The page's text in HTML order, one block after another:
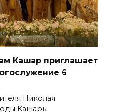
Кашар приглашает
6
Николая
Кашары